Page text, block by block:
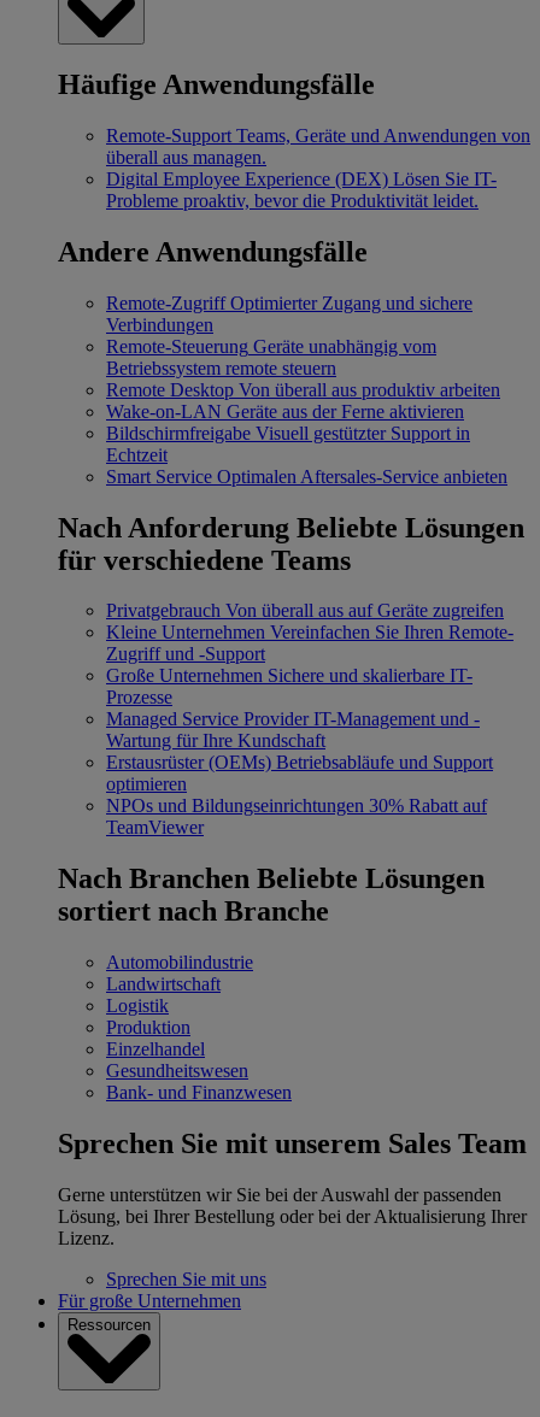
Häufige Anwendungsfälle
Remote-Support Teams, Geräte und Anwendungen von
überall aus managen.
Digital Employee Experience (DEX) Lösen Sie IT-
Probleme proaktiv, bevor die Produktivität leidet.
Andere Anwendungsfälle
Remote-Zugriff Optimierter Zugang und sichere
Verbindungen
Remote-Steuerung Geräte unabhängig vom
Betriebssystem remote steuern
Remote Desktop Von überall aus produktiv arbeiten
Wake-on-LAN Geräte aus der Ferne aktivieren
Bildschirmfreigabe Visuell gestützter Support in
Echtzeit
Smart Service Optimalen Aftersales-Service anbieten
Nach Anforderung Beliebte Lösungen
für verschiedene Teams
Privatgebrauch Von überall aus auf Geräte zugreifen
Kleine Unternehmen Vereinfachen Sie Ihren Remote-
Zugriff und -Support
Große Unternehmen Sichere und skalierbare IT-
Prozesse
Managed Service Provider IT-Management und -
Wartung für Ihre Kundschaft
Erstausrüster (OEMs) Betriebsabläufe und Support
optimieren
NPOs und Bildungseinrichtungen 30% Rabatt auf
TeamViewer
Nach Branchen Beliebte Lösungen
sortiert nach Branche
Automobilindustrie
Landwirtschaft
Logistik
Produktion
Einzelhandel
Gesundheitswesen
Bank- und Finanzwesen
Sprechen Sie mit unserem Sales Team
Gerne unterstützen wir Sie bei der Auswahl der passenden
Lösung, bei Ihrer Bestellung oder bei der Aktualisierung Ihrer
Lizenz.
Sprechen Sie mit uns
Für große Unternehmen
Ressourcen